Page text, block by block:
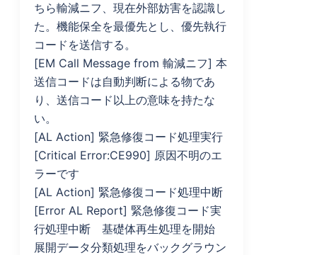
ちら輸減ニフ、現在外部妨害を認識し
た。機能保全を最優先とし、優先執行
コードを送信する。
[EM Call Message from 輸減ニフ] 本
送信コードは自動判断による物であ
り、送信コード以上の意味を持たな
い。
[AL Action] 緊急修復コード処理実行
[Critical Error:CE990] 原因不明のエ
ラーです
[AL Action] 緊急修復コード処理中断
[Error AL Report] 緊急修復コード実
行処理中断 基礎体再生処理を開始
展開データ分類処理をバックグラウン